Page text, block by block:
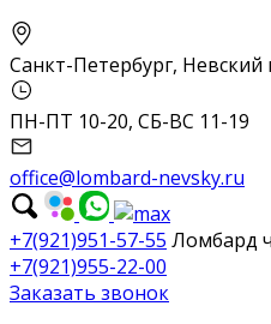
Санкт-Петербург, Невский
ПН-ПТ 10-20, СБ-ВС 11-19
office@lombard-nevsky.ru
+7(921)951-57-55 Ломбард
+7(921)955-22-00
Заказать звонок